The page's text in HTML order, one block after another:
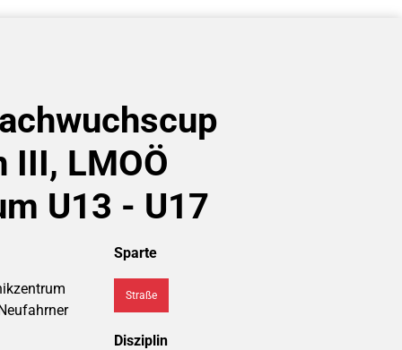
III, LMOÖ
U13 - U17
Sparte
Straße
Disziplin